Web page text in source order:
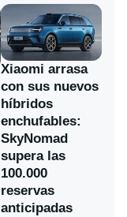
Xiaomi arrasa
con sus nuevos
híbridos
enchufables:
SkyNomad
supera las
100.000
reservas
anticipadas